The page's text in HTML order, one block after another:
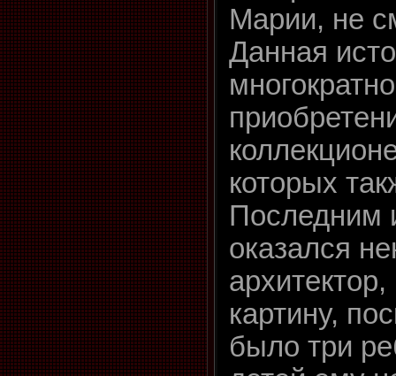
Марии, не
Данная
которых
Последним
оказался
картину,
было три